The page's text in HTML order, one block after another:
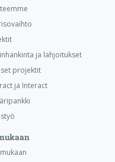
ja lahjoitukset
projektit
ja Interact